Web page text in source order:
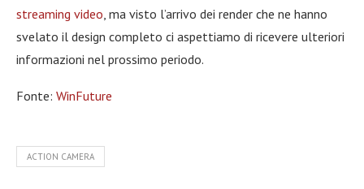
streaming video , ma visto l’arrivo dei render che ne hanno
svelato il design completo ci aspettiamo di ricevere ulteriori
informazioni nel prossimo periodo.
Fonte: WinFuture
ACTION CAMERA